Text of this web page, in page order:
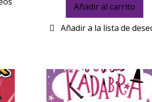
Añadir al carrito